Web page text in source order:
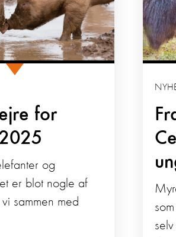
for
og
er blot nogle af
sammen med